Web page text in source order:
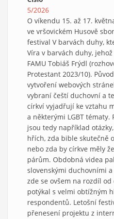
5/2026
O víkendu 15. až 17.
ve vršovickém Husově
festival V barvách duhy,
Víra v barvách duhy,
FAMU Tobiáš Frýdl
Protestant 2023/10).
vytvoření webových
vybraní čeští duchovní a
církví vyjadřují ke vztahu
a některými LGBT
jsou tedy například
hřích, zda bible skutečně
nebo zda by církve měly
párům. Obdobná videa
slovenskými duchovními
zde se ovšem na rozdíl
potýkal s velmi obtížným
respondentů. Letošní
přenesení projektu z